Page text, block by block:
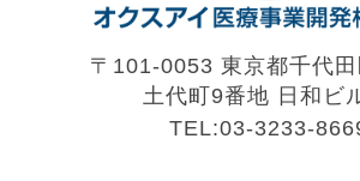
〒101-0053 東京都千代
土代町9番地 日和ビ
TEL:03-3233-